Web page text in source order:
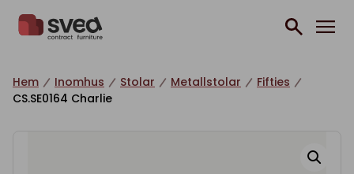
Hem Inomhus Stolar Metallstolar
Fifties
CS.SE0164 Charlie